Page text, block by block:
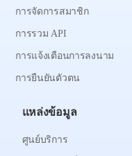
การจัดการสมาชิก
การรวม API
การแจ้งเตือนการลงนาม
การยืนยันตัวตน
แหล่งข้อมูล
ศูนย์บริการ